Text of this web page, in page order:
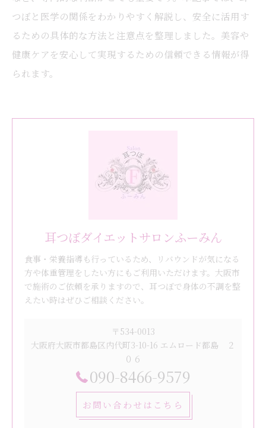
つぼと医学の関係をわかりやすく解説し、安全に活用す
るための具体的な方法と注意点を整理しました。美容や
健康ケアを安心して実現するための信頼できる情報が得
られます。
耳つぼダイエットサロンふーみん
食事・栄養指導も行っているため、リバウンドが気になる
方や体重管理をしたい方にもご利用いただけます。大阪市
で施術のご依頼を承りますので、耳つぼで身体の不調を整
えたい時はぜひご相談ください。
〒534-0013
大阪府大阪市都島区内代町3-10-16 エムロード都島 ２
０６
090-8466-9579
お問い合わせはこちら